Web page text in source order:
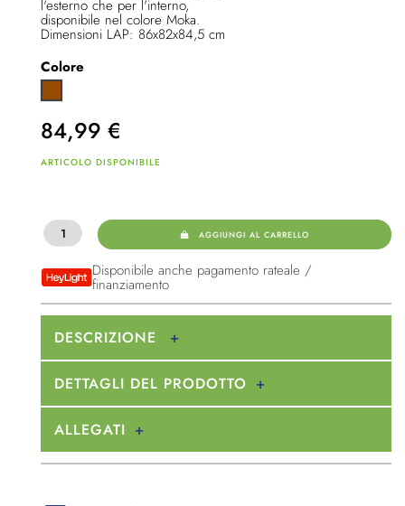
l'esterno che per l'interno,
disponibile nel colore Moka.
Dimensioni LAP: 86x82x84,5 cm
Colore
84,99 €
ARTICOLO DISPONIBILE
AGGIUNGI AL CARRELLO
Disponibile anche pagamento rateale /
finanziamento
DESCRIZIONE
DETTAGLI DEL PRODOTTO
ALLEGATI